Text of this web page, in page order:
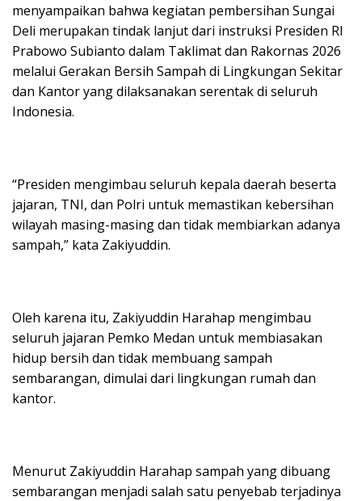
menyampaikan bahwa kegiatan pembersihan Sungai
Deli merupakan tindak lanjut dari instruksi Presiden RI
Prabowo Subianto dalam Taklimat dan Rakornas 2026
melalui Gerakan Bersih Sampah di Lingkungan Sekitar
dan Kantor yang dilaksanakan serentak di seluruh
Indonesia.
“Presiden mengimbau seluruh kepala daerah beserta
jajaran, TNI, dan Polri untuk memastikan kebersihan
wilayah masing-masing dan tidak membiarkan adanya
sampah,” kata Zakiyuddin.
Oleh karena itu, Zakiyuddin Harahap mengimbau
seluruh jajaran Pemko Medan untuk membiasakan
hidup bersih dan tidak membuang sampah
sembarangan, dimulai dari lingkungan rumah dan
kantor.
Menurut Zakiyuddin Harahap sampah yang dibuang
sembarangan menjadi salah satu penyebab terjadinya